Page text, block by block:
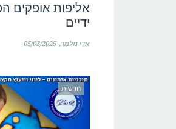
אליפות אופקים
ידיים
אדי מלמד 05/03/2025
חדשות